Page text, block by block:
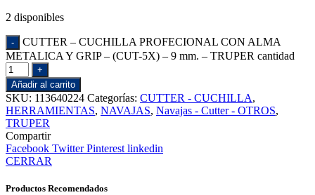
2 disponibles
CUTTER – CUCHILLA PROFECIONAL CON ALMA
METALICA Y GRIP – (CUT-5X) – 9 mm. – TRUPER cantidad
Añadir al carrito
SKU: 113640224 Categorías: CUTTER - CUCHILLA,
HERRAMIENTAS, NAVAJAS, Navajas - Cutter - OTROS,
TRUPER
Compartir
Facebook Twitter Pinterest linkedin
CERRAR
Productos Recomendados